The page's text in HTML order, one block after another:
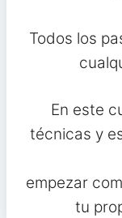
Todos los
En este
técnicas y
empezar
tu